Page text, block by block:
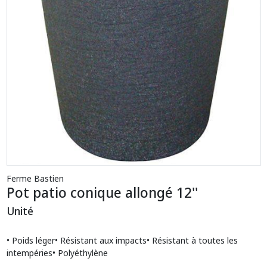
Ferme Bastien
Pot patio conique allongé 12''
Unité
• Poids léger• Résistant aux impacts• Résistant à toutes les
intempéries• Polyéthylène